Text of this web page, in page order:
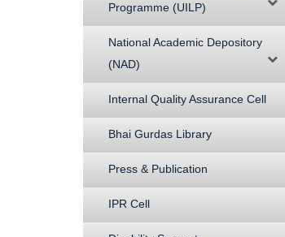
Programme (UILP)
National Academic Depository
(NAD)
Internal Quality Assurance Cell
Bhai Gurdas Library
Press & Publication
IPR Cell